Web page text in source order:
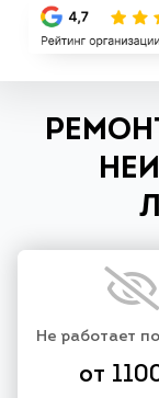
Не работает
от